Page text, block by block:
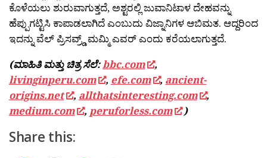
ಕೊಳೆಯಲು ಶುರುವಾಗುತ್ತದೆ, ಅಶ್ಟರಲ್ಲಿ ಜುವಾನಿಟಾಳ ದೇಹವನ್ನು
ಹೆಪ್ಪುಗಟ್ಟಿಸಿ ಕಾಪಾಡಲಾಗಿದೆ ಎಂಬುದು ವಿಜ್ನಾನಿಗಳ ಆಬಿಮತ. ಆದ್ದರಿಂದ
ಇದನ್ನು ವೆಲ್ ಪ್ರಿಸವ್ರ‍್ಡ್ ಮಮ್ಮಿ ಎವರ್ ಎಂದು ಕರೆಯಲಾಗುತ್ತದೆ.
(ಮಾಹಿತಿ ಮತ್ತು ಚಿತ್ರ ಸೆಲೆ:bbc.com
,
livinginperu.com
, efe.com , ancient-
origins.net
, allthatsinteresting.com
,
medium.com
, peruforless.com )
Share this: